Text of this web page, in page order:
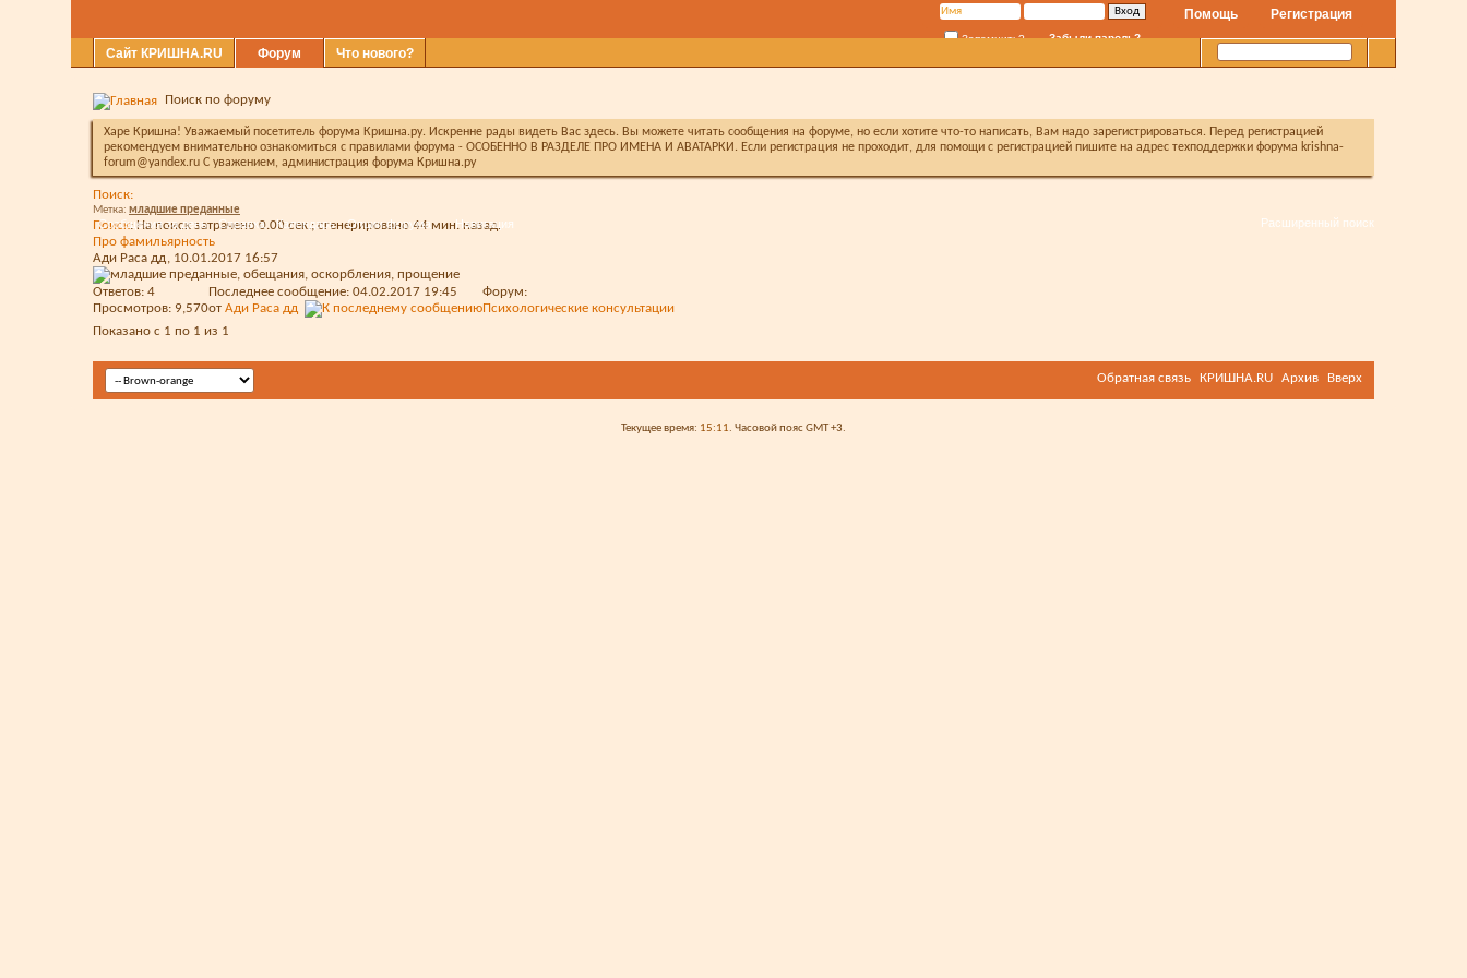
Регистрация
Помощь
Запомнить? Забыли пароль?
Сайт КРИШНА.RU Форум
Сообщения за день Справка Календарь Опции форума Навигация
Что нового?
Расширенный поиск
Поиск по форуму
Харе Кришна! Уважаемый посетитель форума Кришна.ру. Искренне рады видеть Вас здесь. Вы можете читать сообщения на форуме, но если хотите что-то написать, Вам надо зарегистрироваться. Перед регистрацией
рекомендуем внимательно ознакомиться с правилами форума - ОСОБЕННО В РАЗДЕЛЕ ПРО ИМЕНА И АВАТАРКИ. Если регистрация не проходит, для помощи с регистрацией пишите на адрес техподдержки форума krishna-
forum@yandex.ru С уважением, администрация форума Кришна.ру
Поиск:
Метка: младшие преданные
Поиск:На поиск затрачено0.00сек.; сгенерировано 44 мин. назад.
Про фамильярность
Ади Раса дд, 10.01.2017 16:57
Ответов: 4
Просмотров: 9,570
Последнее сообщение: 04.02.2017 19:45
от Ади Раса дд
Форум:
Психологические консультации
Показано с 1 по 1 из 1
Обратная связь КРИШНА.RU Архив Вверх
Текущее время: 15:11. Часовой пояс GMT +3.